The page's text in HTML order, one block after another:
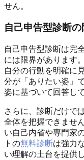
せん。
自己申告型診断
自己申告型診断は完
には限界があります
自分の行動を明確に
分が「ありたい姿」
姿に基づいて回答し
さらに、診断だけで
全体を把握できませ
い自己内省や専門家
トの無料診断は強力
い理解の土台を提供